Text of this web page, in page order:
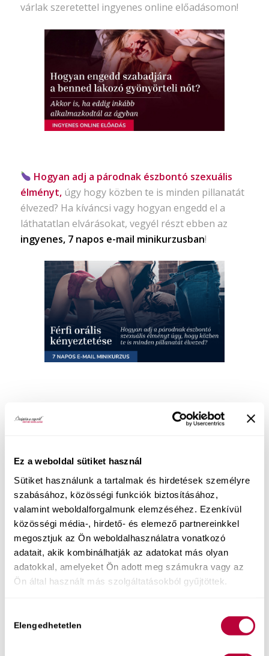
Ez a weboldal sütiket használ
Sütiket használunk a tartalmak és hirdetések személyre
szabásához, közösségi funkciók biztosításához,
valamint weboldalforgalmunk elemzéséhez. Ezenkívül
közösségi média-, hirdető- és elemező partnereinkkel
megosztjuk az Ön weboldalhasználatra vonatkozó
adatait, akik kombinálhatják az adatokat más olyan
adatokkal, amelyeket Ön adott meg számukra vagy az
Ön által használt más szolgáltatásokból gyűjtöttek.
kiválasztása
Elengedhetetlen
várlak szeretettel ingyenes online előadásomon!
Hogyan adj a párodnak észbontó szexuális
élményt, úgy hogy közben te is minden pillanatát
élvezed? Ha kíváncsi vagy hogyan engedd el a
láthatatlan elvárásokat, vegyél részt ebben az
ingyenes, 7 napos e-mail minikurzusban!
Hogyan válhat (újra) forróvá a hálószoba
akkor is, ha az egyik félnek “sosincs” kedve az
te és a társadvággyal teli, boldog, tartós
szeretettel várlak online előadásomon!